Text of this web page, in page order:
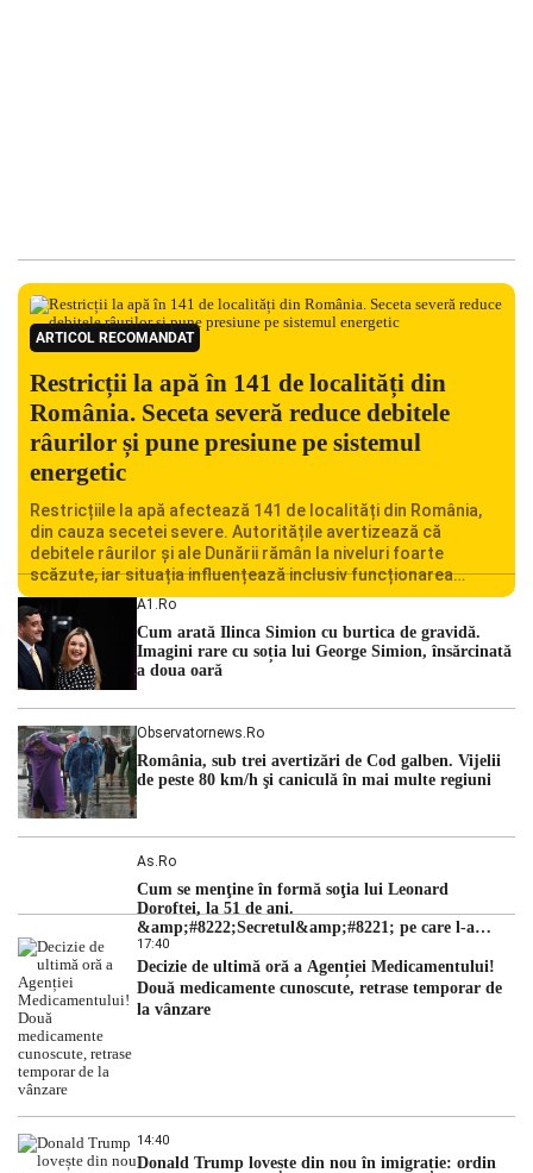
ARTICOL RECOMANDAT
Restricții la apă în 141 de localități din
România. Seceta severă reduce debitele
râurilor și pune presiune pe sistemul
energetic
Restricțiile la apă afectează 141 de localități din România,
din cauza secetei severe. Autoritățile avertizează că
debitele râurilor și ale Dunării rămân la niveluri foarte
scăzute, iar situația influențează inclusiv funcționarea
Centralei Nucleare de la Cernavodă. România se confruntă
cu una dintre cele mai dificile perioade din punct de vedere
hidrologic din ultimii ani. Lipsa […]
A1.ro
Cum arată Ilinca Simion cu burtica de gravidă.
Imagini rare cu soția lui George Simion, însărcinată
a doua oară
Observatornews.ro
România, sub trei avertizări de Cod galben. Vijelii
de peste 80 km/h şi caniculă în mai multe regiuni
As.ro
Cum se menţine în formă soţia lui Leonard
Doroftei, la 51 de ani.
&amp;#8222;Secretul&amp;#8221; pe care l-a
dezvăluit
17:40
Decizie de ultimă oră a Agenției Medicamentului!
Două medicamente cunoscute, retrase temporar de
la vânzare
14:40
Donald Trump lovește din nou în imigrație: ordin